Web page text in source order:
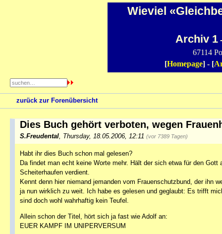
Wieviel
Archiv 1
67114
[Homepage] - [
zurück zur Forenübersicht
Dies Buch gehört verboten, wegen
S.Freudental Thursday, 18.05.2006, 12:11 (vor 7389 Tagen)
Habt ihr dies Buch schon mal gelesen?
Da findet man echt keine Worte mehr. Hält der sich etwa für den
Scheiterhaufen verdient.
Kennt denn hier niemand jemanden vom Frauenschutzbund, der ihn
ja nun wirklich zu weit. Ich habe es gelesen und geglaubt: Es trifft
sind doch wohl wahrhaftig kein Teufel.
Allein schon der Titel, hört sich ja fast wie Adolf an:
EUER KAMPF IM UNIPERVERSUM